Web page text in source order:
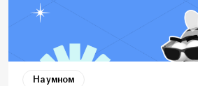
На умном